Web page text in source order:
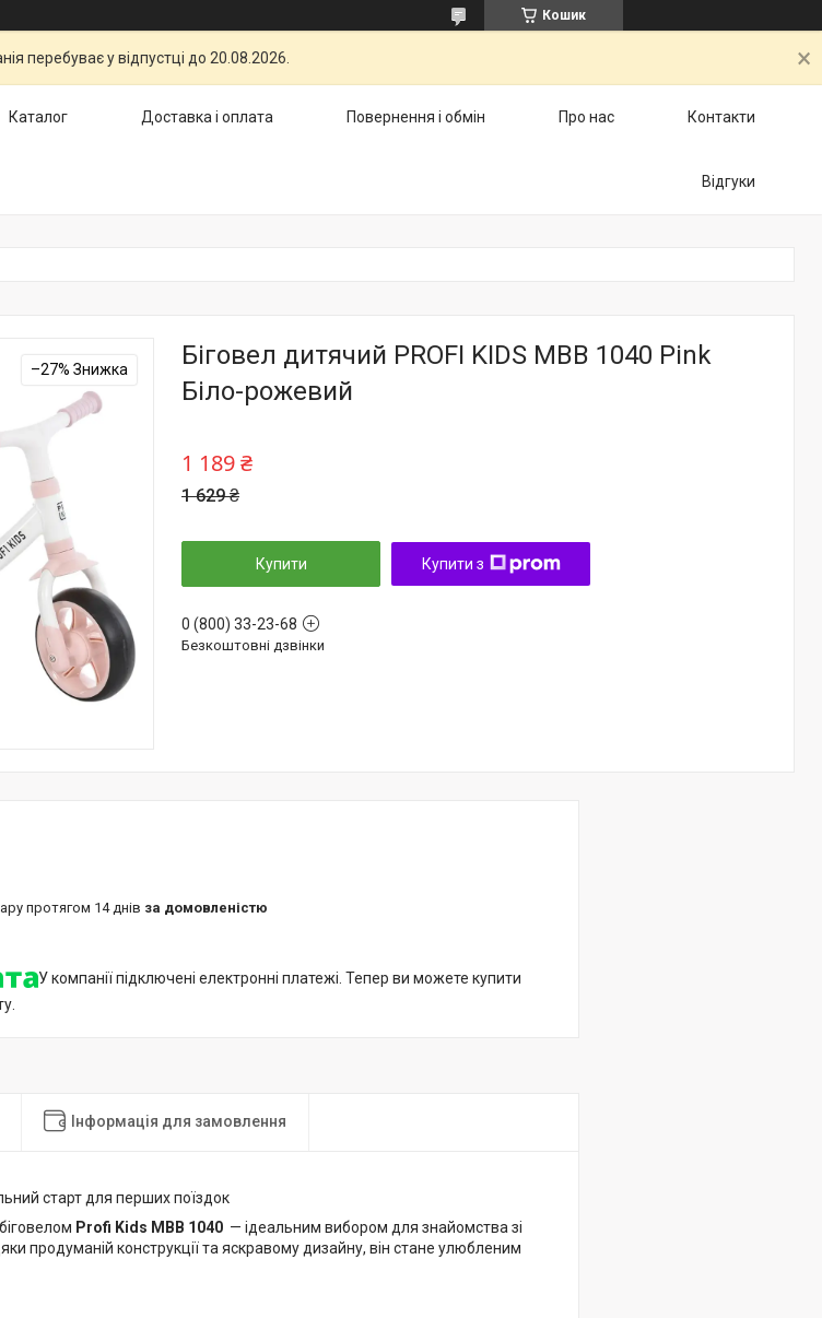
Кошик
перебуває у відпустці до 20.08.2026.
Каталог Доставка і оплата Повернення і обмін Про нас Контакти
Відгуки
–27%
Біговел дитячий PROFI KIDS MBB 1040 Pink
Біло-рожевий
1 629 ₴
1 189 ₴
Купити Купити з
0 (800) 33-23-68
Безкоштовні дзвінки
протягом 14 днів за домовленістю
У компанії підключені електронні платежі. Тепер ви можете купити
Інформація для замовлення
старт для перших поїздок
Profi Kids MBB 1040 — ідеальним вибором для знайомства зі
продуманій конструкції та яскравому дизайну, він стане улюбленим